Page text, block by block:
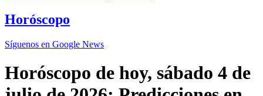
Horóscopo
Síguenos en Google News
Horóscopo de hoy, sábado 4 de